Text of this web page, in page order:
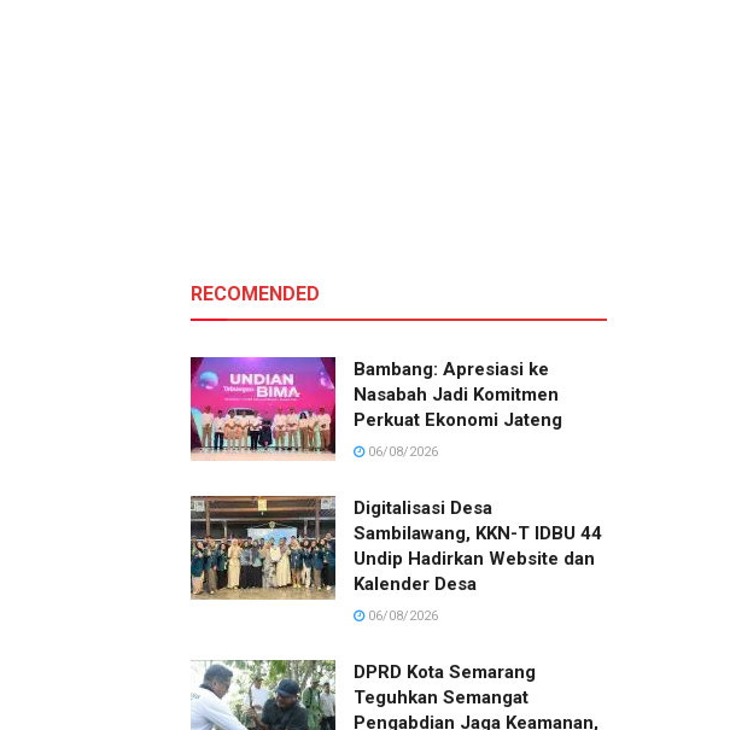
RECOMENDED
Bambang: Apresiasi ke
Nasabah Jadi Komitmen
Perkuat Ekonomi Jateng
06/08/2026
Digitalisasi Desa
Sambilawang, KKN-T IDBU 44
Undip Hadirkan Website dan
Kalender Desa
06/08/2026
DPRD Kota Semarang
Teguhkan Semangat
Pengabdian Jaga Keamanan,